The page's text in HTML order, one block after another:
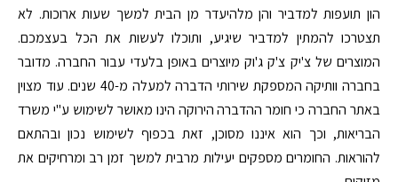
הון תועפות למדביר והן מלהיעדר מן הבית למשך שעות ארוכות. לא
תצטרכו להמתין למדביר שיגיע, ותוכלו לעשות את הכל בעצמכם.
המוצרים של צ'יק צ'ק ג'וק מיוצרים באופן בלעדי עבור החברה. מדובר
בחברה וותיקה המספקת שירותי הדברה למעלה מ-40 שנים. עוד מצוין
באתר החברה כי חומר ההדברה הירוקה הינו מאושר לשימוש ע"י משרד
הבריאות, וכך הוא איננו מסוכן, זאת בכפוף לשימוש נכון ובהתאם
להוראות. החומרים מספקים יעילות מרבית למשך זמן רב ומרחיקים את